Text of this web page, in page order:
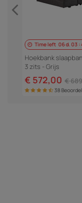
Time left 06d. 03 :
Hoekbank
3 zits - Grijs
€ 572,00 €
38